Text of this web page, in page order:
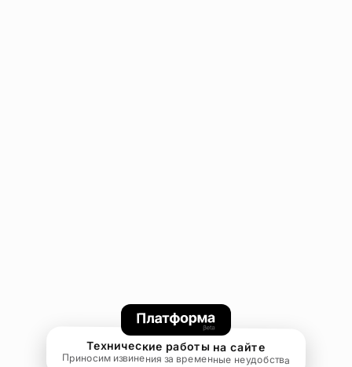
Технические работы на сайте
Приносим извинения за временные неудобства